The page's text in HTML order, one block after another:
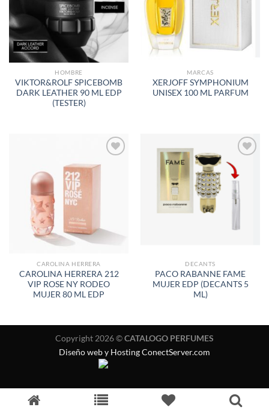
DE
DESEOS
HOMBRE
VIKTOR&ROLF SPICEBOMB
DARK LEATHER 90 ML EDP
(TESTER)
MARCAS
XERJOFF SYMPHONIUM
UNISEX 100 ML PARFUM
AÑADIR
CAROLINA HERRERA
CAROLINA HERRERA 212
VIP ROSE NY RODEO
MUJER 80 ML EDP
AÑADIR
A LA
DE
DESEOS
DECANTS
PACO RABANNE FAME
MUJER EDP (DECANTS 5
ML)
Copyright 2026 ©CATALOGO PERFUMES
Diseño web y Hosting ConectServer.com